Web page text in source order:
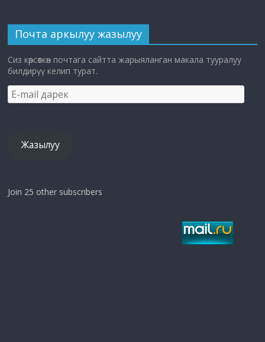
Почта аркылуу жазылуу
Сиз көрсөткөн почтага сайтта жарыяланган макала тууралуу
билдирүү келип турат.
E-
mail
Жазылуу
Join 25 other subscribers